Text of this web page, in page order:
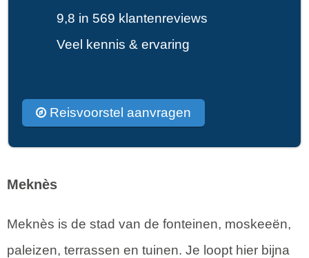
9,8 in 569 klantenreviews
Veel kennis & ervaring
Reisvoorstel aanvragen
Meknès
Meknès is de stad van de fonteinen, moskeeën,
paleizen, terrassen en tuinen. Je loopt hier bijna